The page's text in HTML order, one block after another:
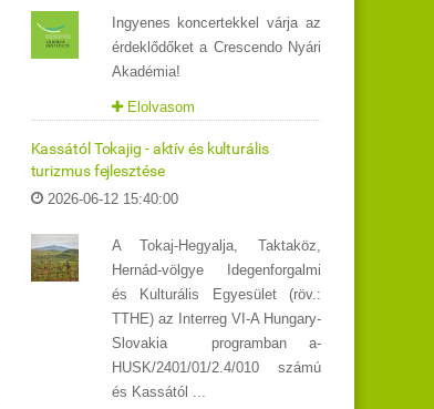
Ingyenes koncertekkel várja az
érdeklődőket a Crescendo Nyári
Akadémia!
Elolvasom
Kassától Tokajig - aktív és kulturális
turizmus fejlesztése
2026-06-12 15:40:00
A Tokaj-Hegyalja, Taktaköz,
Hernád-völgye Idegenforgalmi
és Kulturális Egyesület (röv.:
TTHE) az Interreg VI-A Hungary-
Slovakia programban a-
HUSK/2401/01/2.4/010 számú
és Kassától ...